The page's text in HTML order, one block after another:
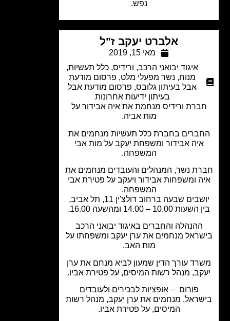
אלברט יעקב ז"ל
מאי 15, 2019
איגוד יבואני הרכב,ורידיס, כלל תעשיות ,
מנוח
נשר מפעלי מלט,פרסום מודעת
אבל בעיתון גלובס, פרסום מודעת אבל
בעיתון ידיעות אחרונות
ורידיס מנחמת את איה אבידור על
מות אביה.
בחברת כלל תעשיות מנחמים את
איה אבידור ומשפחת יעקב על מות אבי
המשפחה.
נשר, המנהלים והעובדים מנחמים את
ומשפחות אבידור ויעקב על פטירת אבי
המשפחה.
יושבים שבעה ברחוב דולצ'ין 11, תל אביב,
10.00 – 14.00 ומהשעה 16.00.
ההנהלה והחברים באיגוד יבואני הרכב
מנחמים את ערן יעקב ומשפחתו על
מות האב.
עורך הדין שמעון לביא מנחם את ערן
מנהל רשות המיסים, על פטירת אביו.
פורום – אופציות לבכירים ולעובדים
מנחמים את ערן יעקב, מנהל רשות
המיסים, על פטירת אביו.